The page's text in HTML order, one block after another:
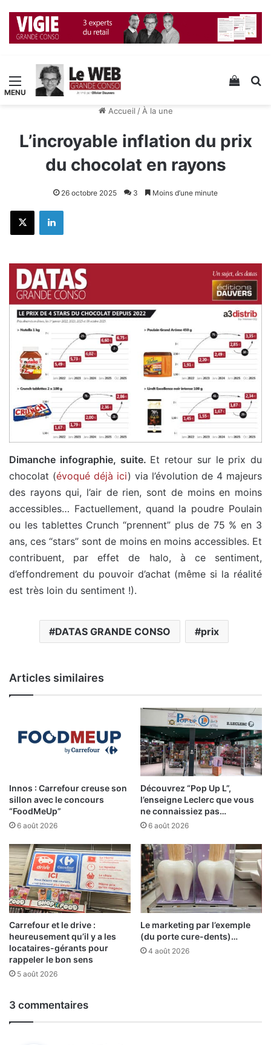
Menu Voir
Accueil / À la une
L’incroyable inflation du prix
du chocolat en rayons
26 octobre 2025 3 Moins d’une minute
X Linkedin
Dimanche infographie, suite. Et retour sur le prix du
chocolat (évoqué déjà ici) via l’évolution de 4 majeurs
des rayons qui, l’air de rien, sont de moins en moins
accessibles… Factuellement, quand la poudre Poulain
ou les tablettes Crunch “prennent” plus de 75 % en 3
ans, ces “stars” sont de moins en moins accessibles. Et
contribuent, par effet de halo, à ce sentiment,
d’effondrement du pouvoir d’achat (même si la réalité
est très loin du sentiment !).
DATAS GRANDE CONSO prix
Articles similaires
Innos : Carrefour creuse son
sillon avec le concours
“FoodMeUp”
6 août 2026
Découvrez “Pop Up L”,
l’enseigne Leclerc que vous
ne connaissiez pas…
6 août 2026
Carrefour et le drive :
heureusement qu’il y a les
locataires-gérants pour
rappeler le bon sens
5 août 2026
Le marketing par l’exemple
(du porte cure-dents)…
4 août 2026
3 commentaires